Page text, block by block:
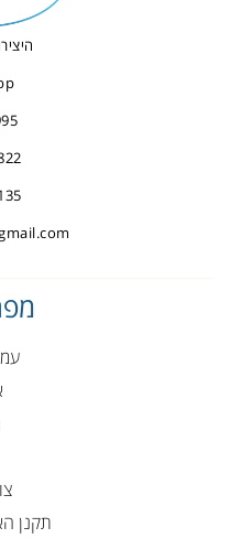
היצירה 19,
תקנן